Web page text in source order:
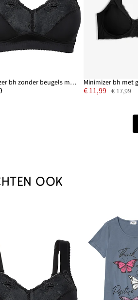
Minimizer bh zonder beugels met gewatteerde bandjes
€ 11,99 € 17,99
OOK